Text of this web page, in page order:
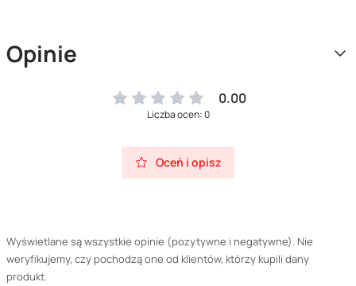
Opinie
0.00
Liczba ocen: 0
Oceń i opisz
Wyświetlane są wszystkie opinie (pozytywne i negatywne). Nie
weryfikujemy, czy pochodzą one od klientów, którzy kupili dany
produkt.